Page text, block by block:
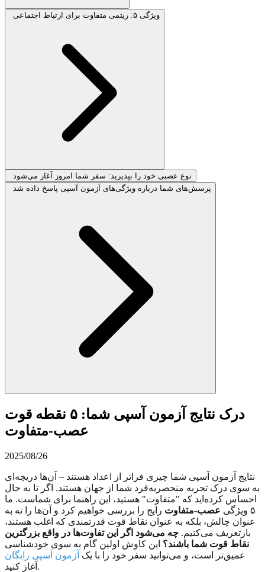
ویژگی ۵: ریتمی متفاوت برای ارتباط اجتماعی
نوع عصبی خود را بپذیرید: سفر شما امروز آغاز می‌شود
پرسش‌های شما درباره ویژگی‌های آزمون آسپی پاسخ داده شد
درک نتایج آزمون آسپی شما: ۵ نقطه قوت
عصب‌-متفاوت
2025/08/26
نتایج آزمون آسپی شما چیزی فراتر از اعداد هستند – آن‌ها دریچه‌ای
به سوی درک تجربه منحصربه‌فرد شما از جهان هستند. اگر تا به حال
احساس کرده‌اید که "متفاوت" هستید، این راهنما برای شماست. ما
۵ ویژگی
عصب‌-متفاوت رایج را بررسی خواهیم کرد و آن‌ها را نه به
عنوان چالش، بلکه به عنوان نقاط قوت قدرتمندی که اغلب هستند،
بازتعریف می‌کنیم. چه می‌شود اگر این تفاوت‌ها در واقع بزرگترین
نقاط قوت شما باشند؟ این کاوش اولین گام به سوی خودشناسی
عمیق‌تر است، و می‌توانید سفر خود را با یک آزمون آسپی رایگان
آغاز کنید.